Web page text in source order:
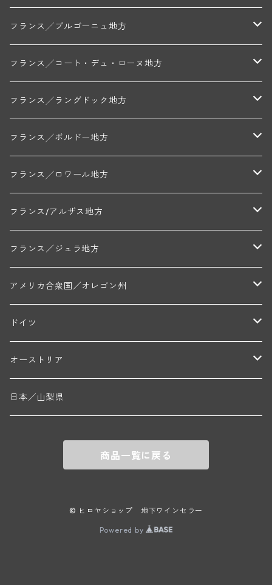
モンターニュ・ド・ランス
トリシェ・ディディエ
コート・デ・ブラン
ミッシェル・ジュネ
フランス╱ブルゴーニュ地方
シャブリ地区
プティ・ポンティニィ(シャブリ)
アラン・マティアス(トネロワ)
コート・ド・ニュイ地区
クロード・デュガ(ジュヴレ・シャンベルタン)
セラファン・ペール・エ・フィス(ジュヴレ・シャンベルタン)
エマニュエル・ルジェ(フラジェ・エシェゾー)
ニコラ・ルジェ(フラジェ・エシェゾー)
ドニ・モルテ(ジュヴレ・シャンベルタン)
コート・ド・ボーヌ地区
フランソワーズ・ジャニアール(ペルナン・ヴェルジュレス)
マルキ・ダンジェルヴィル(ヴォルネー)
ドニ・ペール・エ・フィス(ペルナン・ヴェルジュレス)
コント・ラフォン(ムルソー)
フランソワ・ミクルスキ(ムルソー)
コート・シャロネーズ地区
ロワイエ(コート・デュ・クーショワ)
A&Pド・ヴィレーヌ(ブーズロン)
マコネ地区
マンシア・ポンセ(シャントレ)
ボージョレ地区
フランク・ジュイヤール(ジュリエナ)
ギイ・ブルトン(モルゴン)
フランス╱コート・デュ・ローヌ地方
北部地区
ジャン・ルイ・シャーヴ(エルミタージュ)
ジャン・ルイ・シャーヴ・セレクション(エルミタージュ)
南部地区
ル・ヴュー・ドンジョン(シャトーヌフ・デュ・パプ)
シャトー・ライヤ(シャトーヌフ・デュ・パプ)
フランス╱ラングドック地方
コトー・デュ・ラングドック地区
ド・ロルチュ(ヴァルフローネ)
ヴァン・ド・ペイ・ド・レロー
ムーラン・ド・ガサック
フランス╱ボルドー地方
アントル・ドゥー・メール地区
シャトー・レストリーユ
メドック地区
シャトー・ル・タンプル
フランス╱ロワール地方
ペイ・ナンテ地区
デ・オー・ペミオン(ムスカデ)
サントル・ニヴェルネ地区
ディディエ・ダグノー(プイィ・フュメ)
レジス・ミネ(プイィ・フュメ)
トゥーレーヌ地区
ド・ラ・ノブレ(シノン)
フランス/アルザス地方
ロリー・ガスマン
フランス／ジュラ地方
アルボワ
ペリカン
アメリカ合衆国／オレゴン州
ウィラメット・ヴァレー
ニコラ・ジェイ
ドイツ
ラインガウ
ゲオルグ・ブロイヤー
フランケン
オーストリア
テルメンレギオン
セップ・モーザ―
カンプタール
日本／山梨県
商品一覧に戻る
© ヒロヤショップ 地下ワインセラー
Powered by